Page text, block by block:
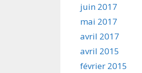
juin 2017
mai 2017
avril 2017
avril 2015
février 2015